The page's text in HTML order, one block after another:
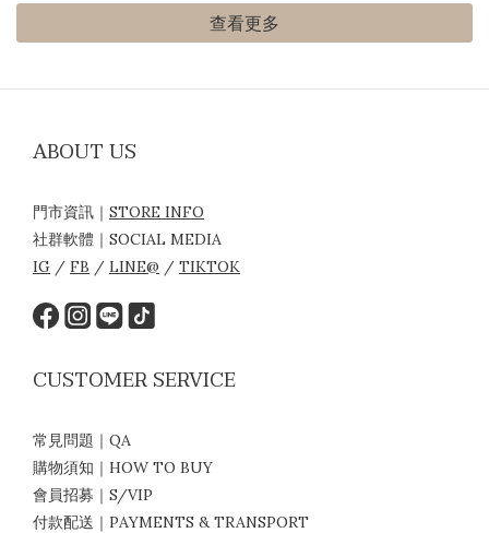
查看更多
ABOUT US
門市資訊｜ STORE INFO
社群軟體｜SOCIAL MEDIA
IG / FB / LINE@ / TIKTOK
CUSTOMER SERVICE
常見問題｜QA
購物須知｜HOW TO BUY
會員招募｜S/VIP
付款配送｜PAYMENTS & TRANSPORT